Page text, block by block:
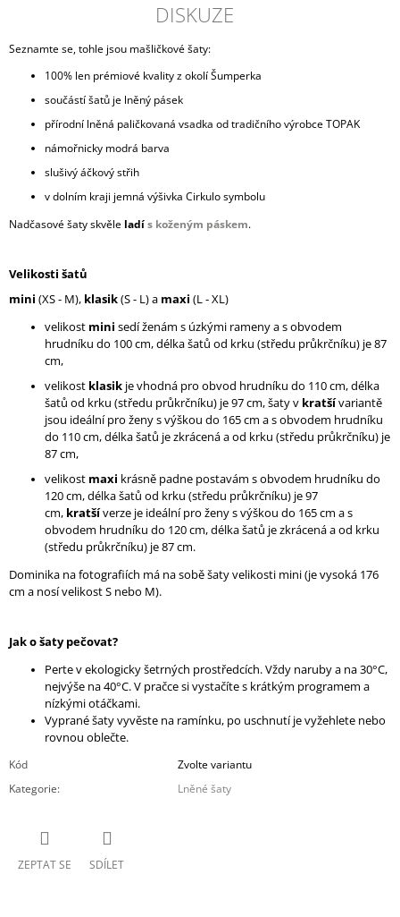
DISKUZE
Seznamte se, tohle jsou mašličkové šaty:
100% len prémiové kvality z okolí Šumperka
součástí šatů je lněný pásek
přírodní lněná paličkovaná vsadka od tradičního výrobce TOPAK
námořnicky modrá barva
slušivý áčkový střih
v dolním kraji jemná výšivka Cirkulo symbolu
Nadčasové šaty skvěle ladís koženým páskem.
Velikosti šatů
mini (XS - M), klasik(S - L) a maxi (L - XL)
velikost mini sedí ženám s úzkými rameny a s obvodem
hrudníku do 100 cm, délka šatů od krku (středu průkrčníku) je 87
cm,
velikost klasik je vhodná pro obvod hrudníku do 110 cm, délka
šatů od krku (středu průkrčníku) je 97 cm, šaty v kratšívariantě
jsou ideální pro ženy s výškou do 165 cm a s obvodem hrudníku
do 110 cm, délka šatů je zkrácená a od krku (středu průkrčníku) je
87 cm,
velikost maxi krásně padne postavám s obvodem hrudníku do
120 cm, délka šatů od krku (středu průkrčníku) je 97
cm, kratšíverze je ideální pro ženy s výškou do 165 cm a s
obvodem hrudníku do 120 cm, délka šatů je zkrácená a od krku
(středu průkrčníku) je 87 cm.
Dominika na fotografiích má na sobě šaty velikosti mini (je vysoká 176
cm a nosí velikost S nebo M).
Jak o šaty pečovat?
Perte v ekologicky šetrných prostředcích. Vždy naruby a na 30°C,
nejvýše na 40°C. V pračce si vystačíte s krátkým programem a
nízkými otáčkami.
Vyprané šaty vyvěste na ramínku, po uschnutí je vyžehlete nebo
rovnou oblečte.
Kód
Zvolte variantu
Kategorie: Lněné šaty
ZEPTAT SE SDÍLET